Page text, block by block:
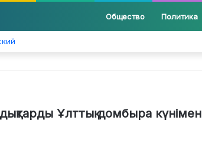
Общество Политика
Ұлттық домбыра күнімен